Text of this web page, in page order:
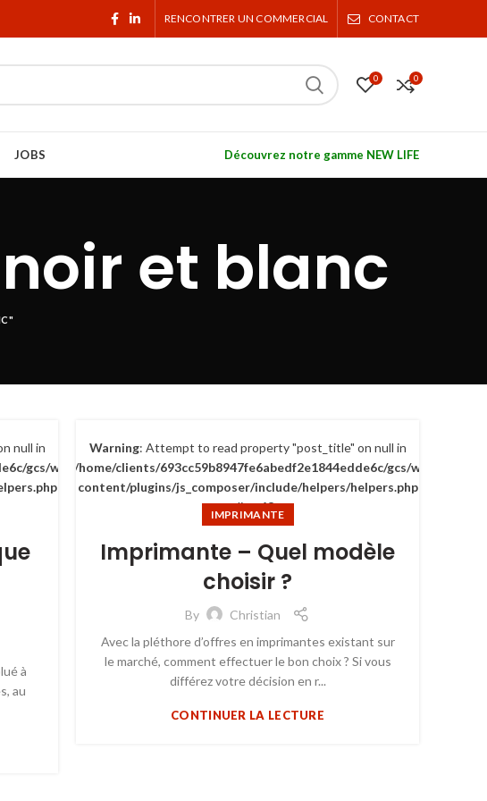
RENCONTRER UN COMMERCIAL CONTACT
0 0
JOBS Découvrez notre gamme NEW LIFE
et blanc
null in
gcs/wp-
à
au
Warning: Attempt to read property "post_title" on null in
/home/clients/693cc59b8947fe6abedf2e1844edde6c/gcs/wp-
content/plugins/js_composer/include/helpers/helpers.php
on line63
IMPRIMANTE
Imprimante – Quel modèle
choisir ?
By
Christian
Avec la pléthore d’offres en imprimantes existant sur
le marché, comment effectuer le bon choix ? Si vous
différez votre décision en r...
CONTINUER LA LECTURE